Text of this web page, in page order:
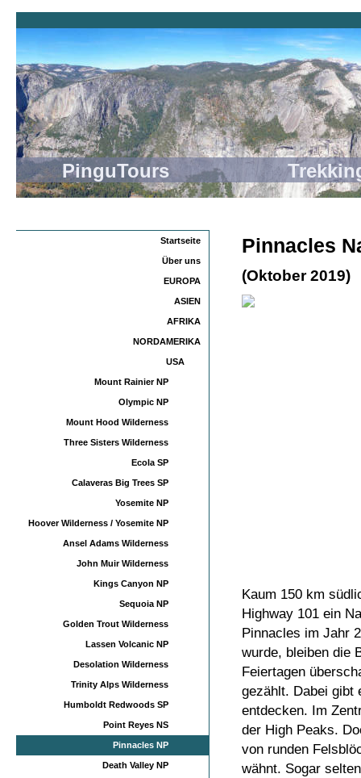
PinguTours Trekking
Pinnacles
(Oktober 2019)
Kaum 150 km
Highway 101 ein
Pinnacles im Jahr
wurde, bleiben die
Feiertagen
gezählt. Dabei gibt
entdecken. Im
der High Peaks.
von runden
wähnt. Sogar
Startseite
Über uns
EUROPA
ASIEN
AFRIKA
NORDAMERIKA
USA
Mount Rainier NP
Olympic NP
Mount Hood Wilderness
Three Sisters Wilderness
Ecola SP
Calaveras Big Trees SP
Yosemite NP
Hoover Wilderness / Yosemite NP
Ansel Adams Wilderness
John Muir Wilderness
Kings Canyon NP
Sequoia NP
Golden Trout Wilderness
Lassen Volcanic NP
Desolation Wilderness
Trinity Alps Wilderness
Humboldt Redwoods SP
Point Reyes NS
Pinnacles NP
Death Valley NP